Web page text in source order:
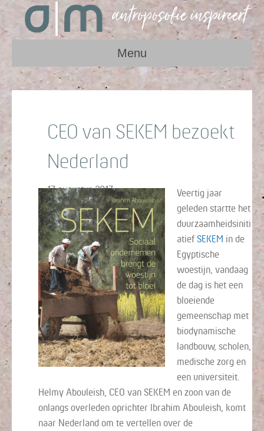
Menu
CEO van SEKEM bezoekt
Nederland
17 augustus 2017
Veertig jaar
geleden startte het
duurzaamheidsiniti
atief SEKEM in de
Egyptische
woestijn, vandaag
de dag is het een
bloeiende
gemeenschap met
biodynamische
landbouw, scholen,
medische zorg en
een universiteit.
Helmy Abouleish, CEO van SEKEM en zoon van de
onlangs overleden oprichter Ibrahim Abouleish, komt
naar Nederland om te vertellen over de